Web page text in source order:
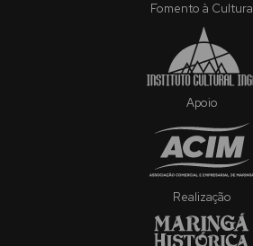
Fomento à Cultura
Apoio
Realização